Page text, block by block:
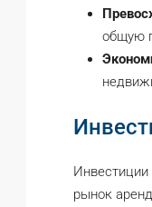
общую
рынок